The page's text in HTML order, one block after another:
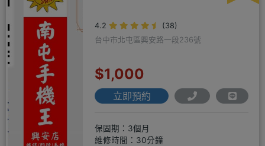
4.2
(38)
台中市北屯區興安路一段236號
$1,000
立即預約
保固期：3個月
維修時間：30分鐘